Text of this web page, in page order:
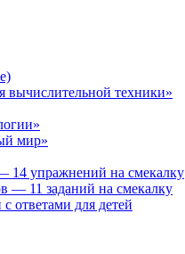
вычислительной техники»
мир»
14 упражнений на смекалку
— 11 заданий на смекалку
ответами для детей